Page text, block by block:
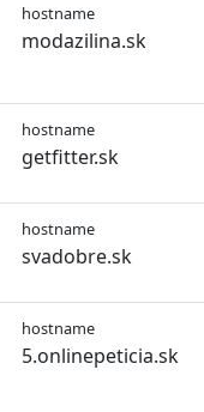
hostname
modazilina.sk
hostname
getfitter.sk
hostname
svadobre.sk
hostname
5.onlinepeticia.sk